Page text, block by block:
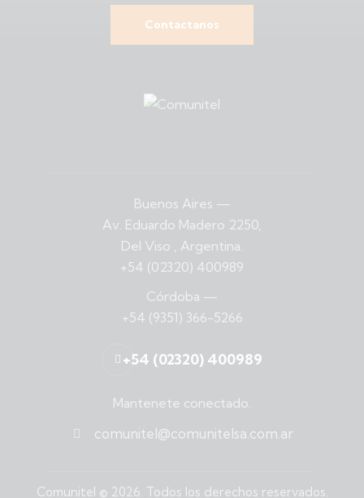
Contactanos
Buenos Aires —
Av. Eduardo Madero 2250,
Del Viso , Argentina.
+54 (02320) 400989
Córdoba —
+54 (9351) 366-5266
+54 (02320) 400989
Mantenete conectado.
comunitel@comunitelsa.com.ar
Comunitel © 2026. Todos los derechos reservados.